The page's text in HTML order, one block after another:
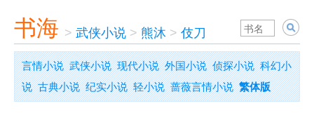
书海 > 武侠小说 > 熊沐 > 伎刀
言情小说 武侠小说 现代小说 外国小说 侦探小说 科幻小
说 古典小说 纪实小说 轻小说 蔷薇言情小说 繁体版